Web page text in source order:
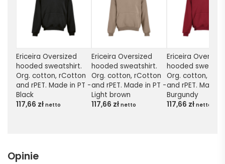
Ericeira Oversized
hooded sweatshirt.
Org. cotton, rCotton
and rPET. Made in PT -
Black
117,66 zł netto
Ericeira Oversized
hooded sweatshirt.
Org. cotton, rCotton
and rPET. Made in PT -
Light brown
117,66 zł netto
Ericeira
hooded
Org. cotton,
and rPET. Made
Burgundy
117,66 zł netto
Opinie